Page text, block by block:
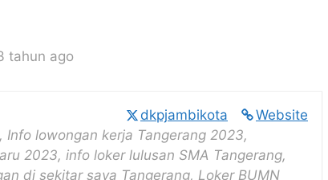
tahun ago
Website
dkpjambikota
lowongan kerja Tangerang 2023,
2023, info loker lulusan SMA Tangerang,
di sekitar saya Tangerang, Loker BUMN